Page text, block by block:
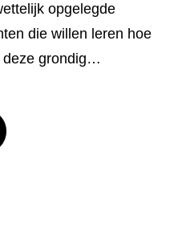
opgelegde
die willen leren hoe
deze grondig…